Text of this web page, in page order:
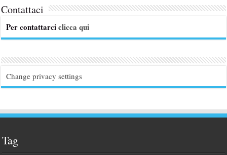
Contattaci
Per contattarciclicca qui
Change privacy settings
Tag